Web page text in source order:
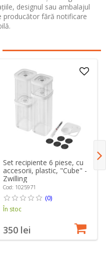
designul sau ambalajul
fără notificare
Set recipiente 6 piese, cu
accesorii, plastic, "Cube" -
Zwilling
Cod: 1025971
(0)
În stoc
350 lei